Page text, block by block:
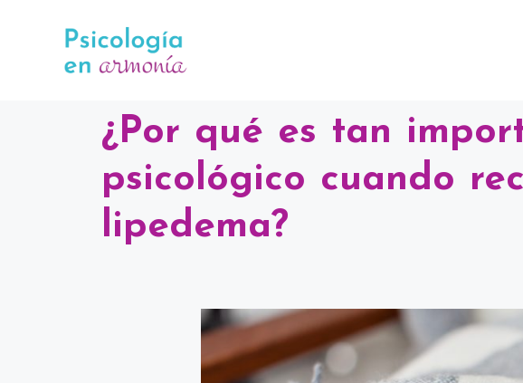
¿Por qué es tan
psicológico cuando
lipedema?